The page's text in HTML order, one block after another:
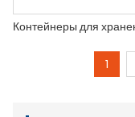
1